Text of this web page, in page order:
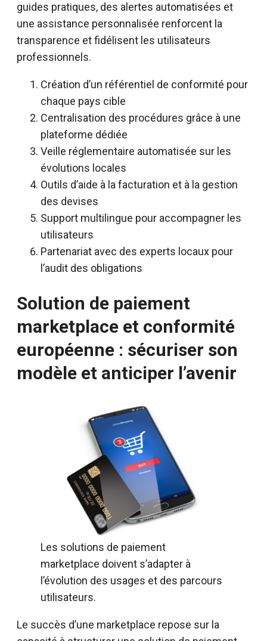
guides pratiques, des alertes automatisées et
une assistance personnalisée renforcent la
transparence et fidélisent les utilisateurs
professionnels.
Création d’un référentiel de conformité pour
chaque pays cible
Centralisation des procédures grâce à une
plateforme dédiée
Veille réglementaire automatisée sur les
évolutions locales
Outils d’aide à la facturation et à la gestion
des devises
Support multilingue pour accompagner les
utilisateurs
Partenariat avec des experts locaux pour
l’audit des obligations
Solution de paiement
marketplace et conformité
européenne : sécuriser son
modèle et anticiper l’avenir
Les solutions de paiement
marketplace doivent s’adapter à
l’évolution des usages et des parcours
utilisateurs.
Le succès d’une marketplace repose sur la